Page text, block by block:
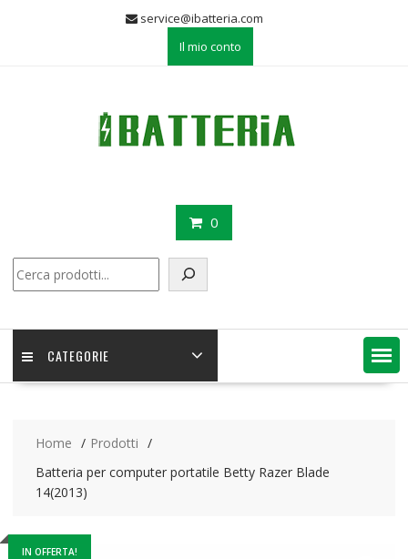
service@ibatteria.com
Il mio conto
0
CATEGORIE
Home
Prodotti
Batteria per computer portatile Betty Razer Blade
14(2013)
IN OFFERTA!